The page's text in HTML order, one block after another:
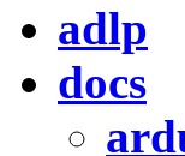
adlp
docs